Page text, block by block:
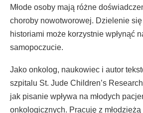
Młode osoby mają różne
choroby nowotworowej. Dzielenie się
historiami może korzystnie wpłynąć
samopoczucie.
Jako onkolog, naukowiec i autor
szpitalu St. Jude Children’s
jak pisanie wpływa na młodych
onkologicznych. Pracuję z młodzieżą